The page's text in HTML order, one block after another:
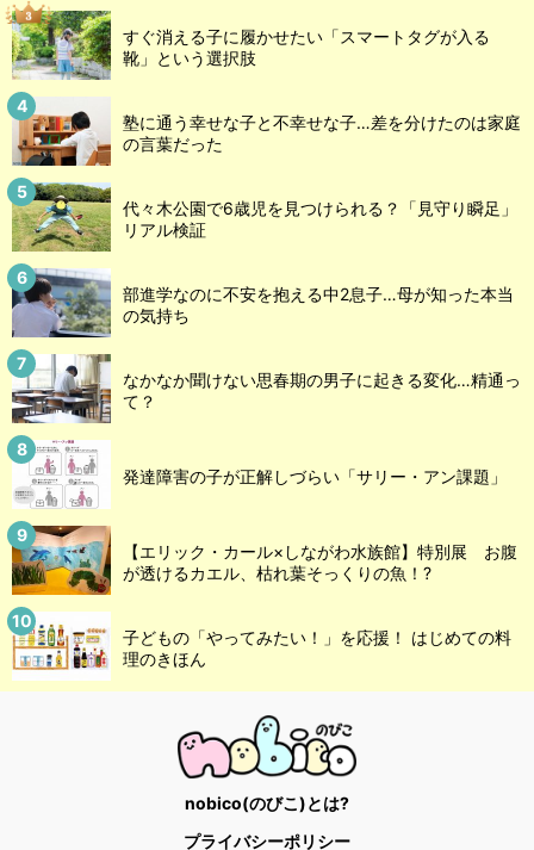
すぐ消える子に履かせたい「スマートタグが入る
靴」という選択肢
塾に通う幸せな子と不幸せな子…差を分けたのは家庭
の言葉だった
代々木公園で6歳児を見つけられる？「見守り瞬足」
リアル検証
部進学なのに不安を抱える中2息子…母が知った本当
の気持ち
なかなか聞けない思春期の男子に起きる変化…精通っ
て？
発達障害の子が正解しづらい「サリー・アン課題」
【エリック・カール×しながわ水族館】特別展 お腹
が透けるカエル、枯れ葉そっくりの魚！?
子どもの「やってみたい！」を応援！ はじめての料
理のきほん
nobico(のびこ)とは?
プライバシーポリシー